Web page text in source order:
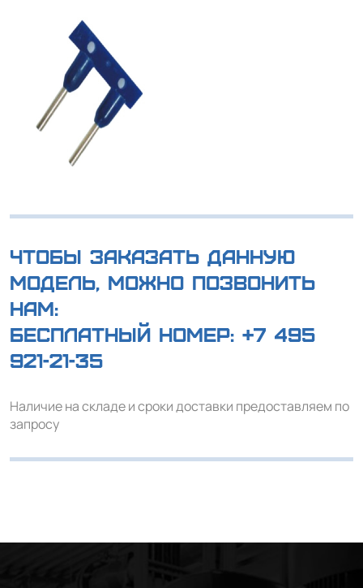
Чтобы заказать данную
модель, можно позвонить
нам:
Бесплатный номер: +7 495
921-21-35
Наличие на складе и сроки доставки предоставляем по
запросу